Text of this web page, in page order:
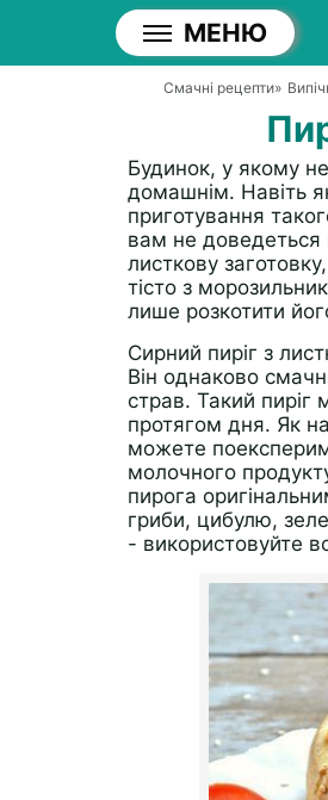
МЕНЮ
Смачні рецепти»
Будинок, у якому
домашнім. Навіть
приготування
вам не доведеться
листкову
тісто з
лише розкотити
Сирний пиріг з
Він однаково
страв. Такий пиріг
протягом дня. Як
можете
молочного
пирога
гриби, цибулю,
- використовуйте